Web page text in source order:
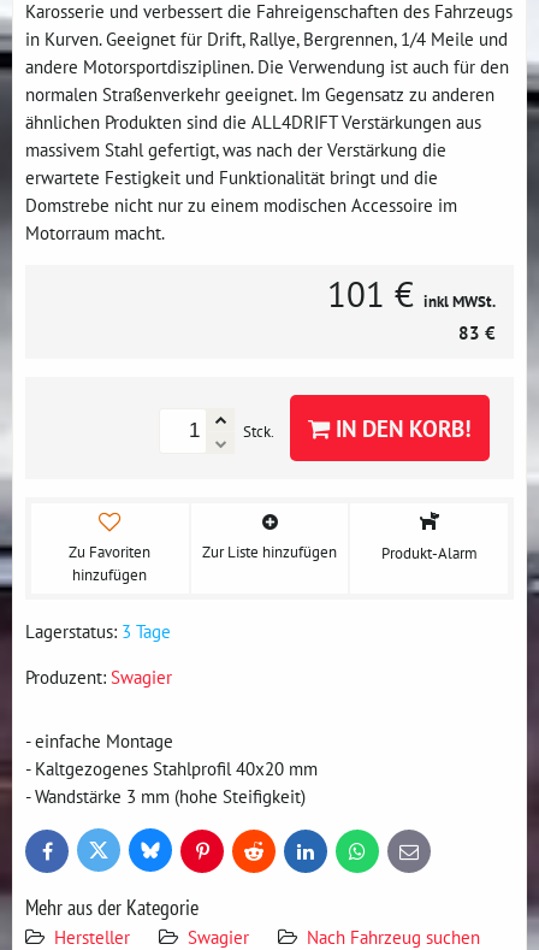
Karosserie und verbessert die Fahreigenschaften des Fahrzeugs
in Kurven. Geeignet für Drift, Rallye, Bergrennen, 1/4 Meile und
andere Motorsportdisziplinen. Die Verwendung ist auch für den
normalen Straßenverkehr geeignet. Im Gegensatz zu anderen
ähnlichen Produkten sind die ALL4DRIFT Verstärkungen aus
massivem Stahl gefertigt, was nach der Verstärkung die
erwartete Festigkeit und Funktionalität bringt und die
Domstrebe nicht nur zu einem modischen Accessoire im
Motorraum macht.
101 € inkl MWSt.
83 €
Stck. IN DEN KORB!
Zu Favoriten
hinzufügen
Zur Liste hinzufügen Produkt-Alarm
Lagerstatus: 3 Tage
Produzent: Swagier
- einfache Montage
- Kaltgezogenes Stahlprofil 40x20 mm
- Wandstärke 3 mm (hohe Steifigkeit)
FacebookTwitter BlueskyPinterestReddit LinkedInWhatsApp
E-
mail
Mehr aus der Kategorie
Hersteller Swagier
Nach Fahrzeug suchen